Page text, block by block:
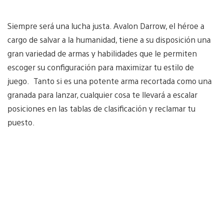
Siempre será una lucha justa. Avalon Darrow, el héroe a
cargo de salvar a la humanidad, tiene a su disposición una
gran variedad de armas y habilidades que le permiten
escoger su configuración para maximizar tu estilo de
juego. Tanto si es una potente arma recortada como una
granada para lanzar, cualquier cosa te llevará a escalar
posiciones en las tablas de clasificación y reclamar tu
puesto.